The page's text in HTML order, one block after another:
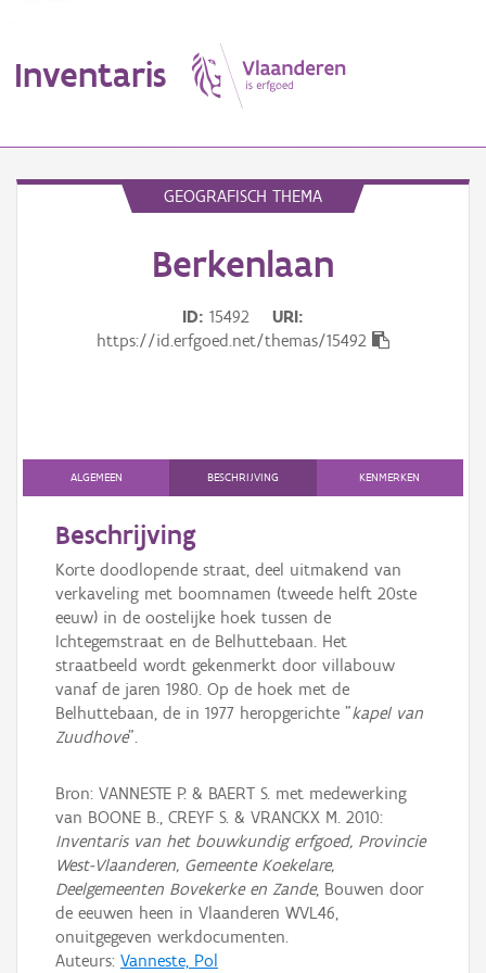
Inventaris
Persoon of collectief
Downloads
Hergebruik
Aanmelden
GEOGRAFISCH THEMA
Berkenlaan
ID 15492
URI
https://id.erfgoed.net/themas/15492
ALGEMEEN BESCHRIJVING KENMERKEN
Beschrijving
Korte doodlopende straat, deel uitmakend van
verkaveling met boomnamen (tweede helft 20ste
eeuw) in de oostelijke hoek tussen de
Ichtegemstraat en de Belhuttebaan. Het
straatbeeld wordt gekenmerkt door villabouw
vanaf de jaren 1980. Op de hoek met de
Belhuttebaan, de in 1977 heropgerichte "kapel van
Zuudhove".
Bron: VANNESTE P. & BAERT S. met medewerking
van BOONE B., CREYF S. & VRANCKX M. 2010:
Inventaris van het bouwkundig erfgoed, Provincie
West-Vlaanderen, Gemeente Koekelare,
Deelgemeenten Bovekerke en Zande, Bouwen door
de eeuwen heen in Vlaanderen WVL46,
onuitgegeven werkdocumenten.
Auteurs: Vanneste, Pol